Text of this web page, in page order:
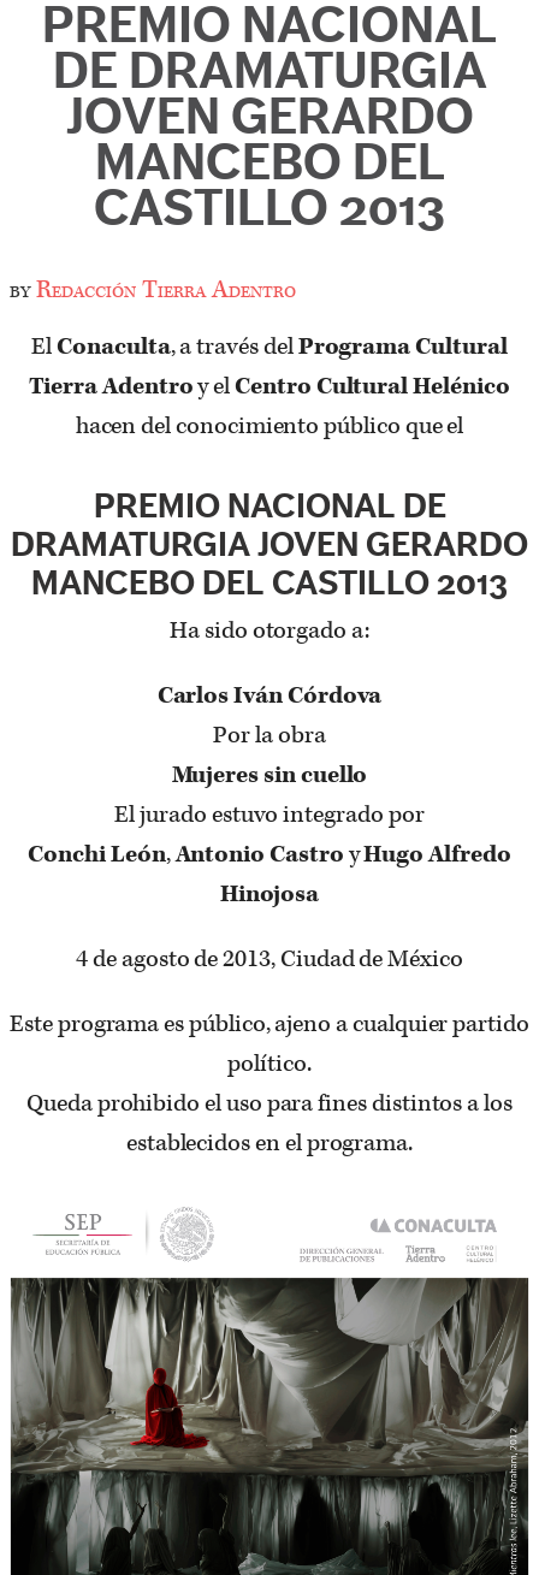
PREMIO NACIONAL
DE DRAMATURGIA
JOVEN GERARDO
MANCEBO DEL
CASTILLO 2013
byRedacción Tierra Adentro
ElConaculta, a través delPrograma Cultural
Tierra Adentroy elCentro Cultural Helénico
hacen del conocimiento público que el
PREMIO NACIONAL DE
DRAMATURGIA JOVEN GERARDO
MANCEBO DEL CASTILLO 2013
Ha sido otorgado a:
Carlos Iván Córdova
Por la obra
Mujeres sin cuello
El jurado estuvo integrado por
Conchi León,Antonio CastroyHugo Alfredo
Hinojosa
4 de agosto de 2013, Ciudad de México
Este programa es público, ajeno a cualquier partido
político.
Queda prohibido el uso para fines distintos a los
establecidos en el programa.